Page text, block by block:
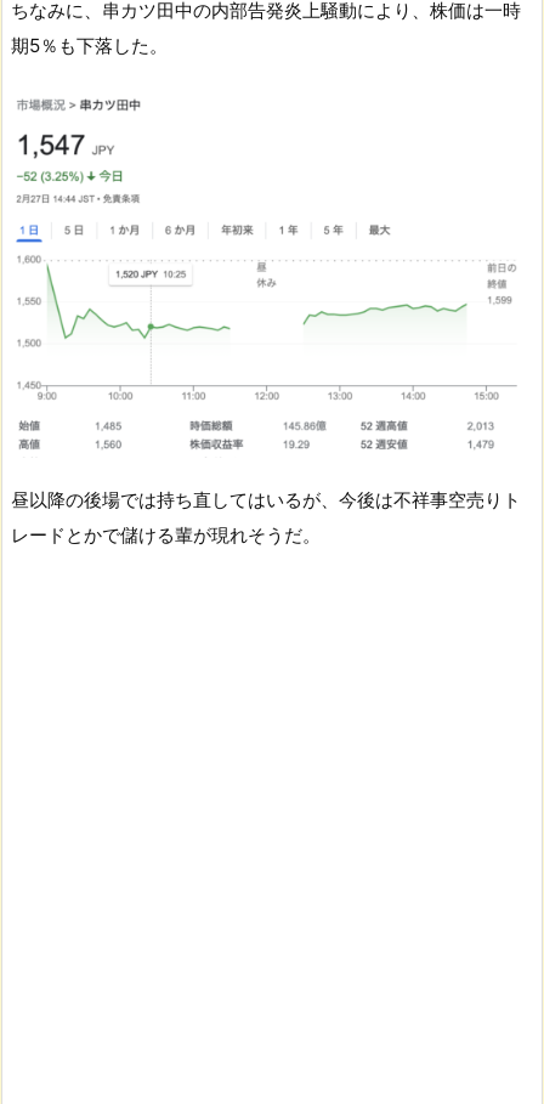
ちなみに、串カツ田中の内部告発炎上騒動により、株価は一時
期5％も下落した。
昼以降の後場では持ち直してはいるが、今後は不祥事空売りト
レードとかで儲ける輩が現れそうだ。